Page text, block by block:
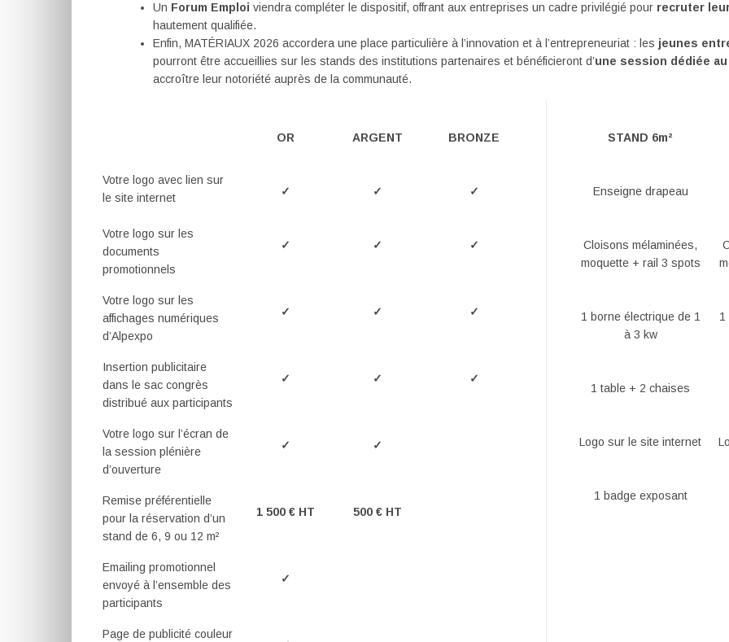
Un Forum Emploi viendra compléter le dispositif, offrant aux entreprises un cadre privilégié pour recruter
hautement qualifiée.
Enfin, MATÉRIAUX 2026 accordera une place particulière à l’innovation et à l’entrepreneuriat : les jeunes
pourront être accueillies sur les stands des institutions partenaires et bénéficieront d’une session dédiée au
accroître leur notoriété auprès de la communauté.
OR ARGENT BRONZE
Votre logo avec lien sur
le site internet
✓ ✓ ✓
Votre logo sur les
documents
promotionnels
✓ ✓ ✓
Votre logo sur les
affichages numériques
d’Alpexpo
✓ ✓ ✓
Insertion publicitaire
dans le sac congrès
distribué aux participants
✓ ✓ ✓
Votre logo sur l’écran de
la session plénière
d’ouverture
✓ ✓
Remise préférentielle
pour la réservation d’un
stand de 6, 9 ou 12 m²
1 500 € HT 500 € HT
Emailing promotionnel
envoyé à l’ensemble des
participants
✓
Page de publicité couleur
STAND 6m²
Enseigne drapeau
Cloisons mélaminées,
moquette + rail 3 spots
1 borne électrique de 1
à 3 kw
1
1 table + 2 chaises
Logo sur le site internet
1 badge exposant